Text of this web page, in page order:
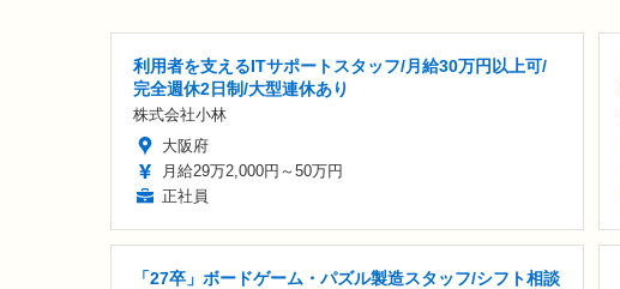
利用者を支えるITサポートスタッフ/月給30万円以上可/
完全週休2日制/大型連休あり
株式会社小林
大阪府
月給29万2,000円～50万円
正社員
「27卒」ボードゲーム・パズル製造スタッフ/シフト相談